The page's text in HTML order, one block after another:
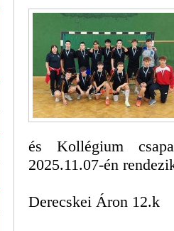
és Kollégium
2025.11.07-én
Derecskei Áron 12.k